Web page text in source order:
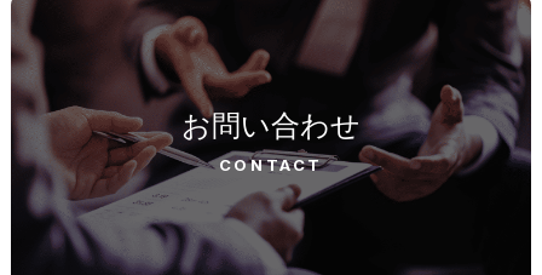
お問い合わせ
CONTACT